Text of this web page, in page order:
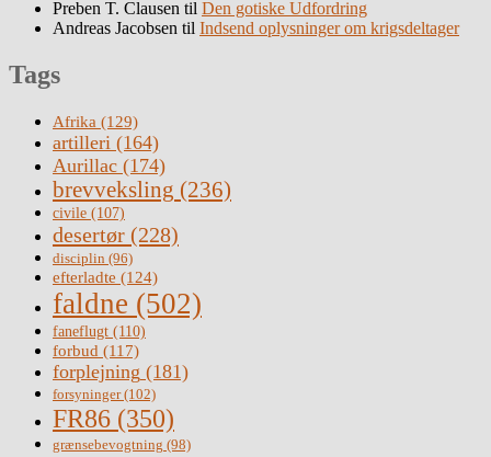
Preben T. Clausen til Den gotiske Udfordring
Andreas Jacobsen til Indsend oplysninger om krigsdeltager
Tags
Afrika (129)
artilleri (164)
Aurillac (174)
brevveksling (236)
civile (107)
desertør (228)
disciplin (96)
efterladte (124)
faldne (502)
faneflugt (110)
forbud (117)
forplejning (181)
forsyninger(102)
FR86 (350)
grænsebevogtning (98)